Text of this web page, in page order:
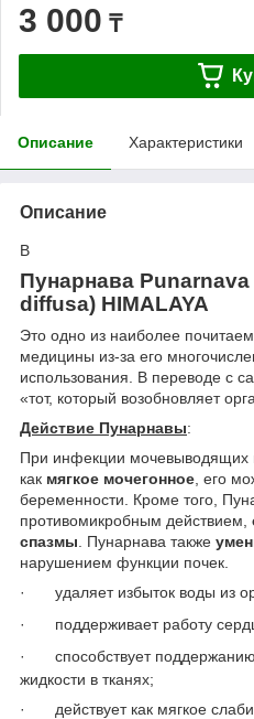
3 000 ₸
Описание Характеристики
Описание
В
Пунарнава Punarnava
diffusa) HIMALAYA
Это одно из наиболее
медицины из-за его
использования. В переводе с
«тот, который возобновляет
Действие Пунарнавы:
При инфекции мочевыводящих
как мягкое мочегонное , его
беременности. Кроме того,
противомикробным действием,
спазмы . Пунарнава также
нарушением функции почек.
·
удаляет избыток воды из
·
поддерживает работу
·
способствует
жидкости в тканях;
·
действует как мягкое